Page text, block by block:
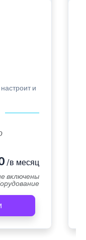
и
/в месяц
включены